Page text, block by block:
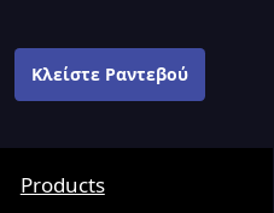
Κλείστε Ραντεβού
Products